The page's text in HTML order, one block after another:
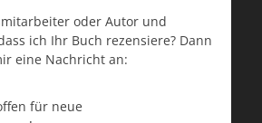
oder Autor und
ich Ihr Buch rezensiere? Dann
eine Nachricht an:
für neue